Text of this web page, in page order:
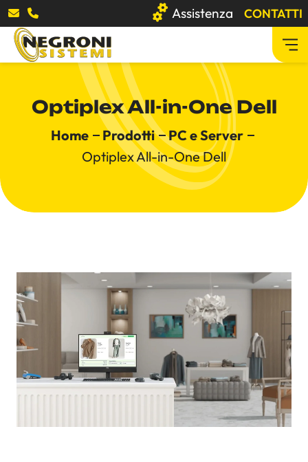
Assistenza CONTATTI
Azienda
Prodotti
Software gestionali
Stampanti multifunzione
Arredo ufficio
Distruggi documenti
Servizi
Occasioni
Blog
Optiplex All-in-One Dell
Home Prodotti
PC e Server
Optiplex All-in-One Dell